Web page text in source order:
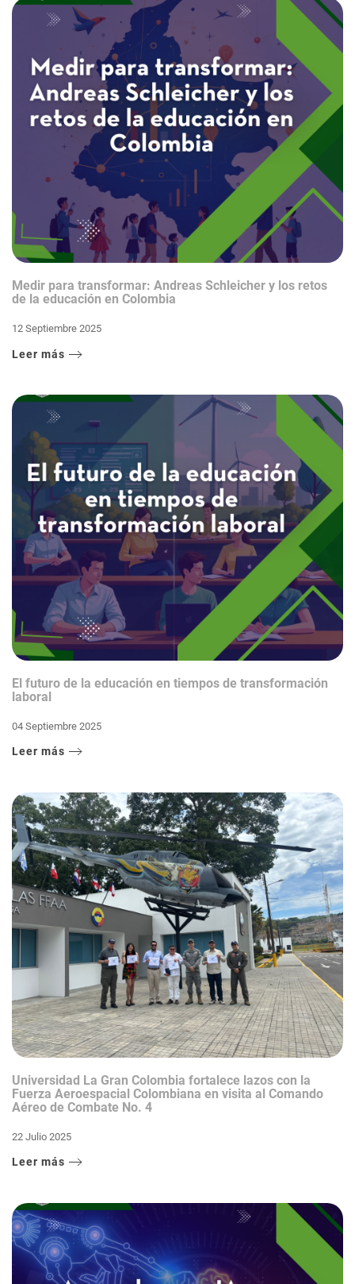
Medir para transformar: Andreas Schleicher y los retos
de la educación en Colombia
12 Septiembre 2025
Leer más
El futuro de la educación en tiempos de transformación
laboral
04 Septiembre 2025
Leer más
Universidad La Gran Colombia fortalece lazos con la
Fuerza Aeroespacial Colombiana en visita al Comando
Aéreo de Combate No. 4
22 Julio 2025
Leer más